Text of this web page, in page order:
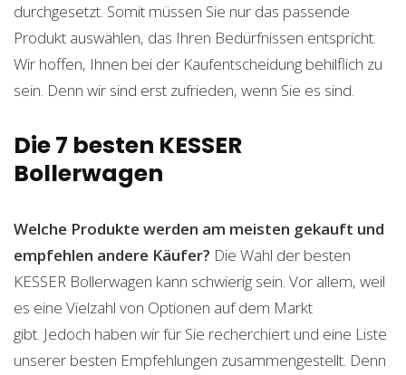
durchgesetzt. Somit müssen Sie nur das passende
Produkt auswählen, das Ihren Bedürfnissen entspricht.
Wir hoffen, Ihnen bei der Kaufentscheidung behilflich zu
sein. Denn wir sind erst zufrieden, wenn Sie es sind.
Die 7 besten KESSER
Bollerwagen
Welche Produkte werden am meisten gekauft und
empfehlen andere Käufer? Die Wahl der besten
KESSER Bollerwagen kann schwierig sein. Vor allem, weil
es eine Vielzahl von Optionen auf dem Markt
gibt. Jedoch haben wir für Sie recherchiert und eine Liste
unserer besten Empfehlungen zusammengestellt. Denn